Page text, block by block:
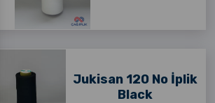
Jukisan 120 No İplik
Black